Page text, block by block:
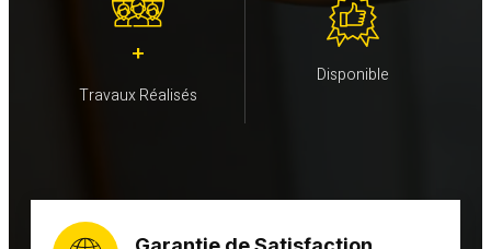
+
Travaux Réalisés
Disponible